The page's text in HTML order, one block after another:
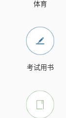
体育
考试用书